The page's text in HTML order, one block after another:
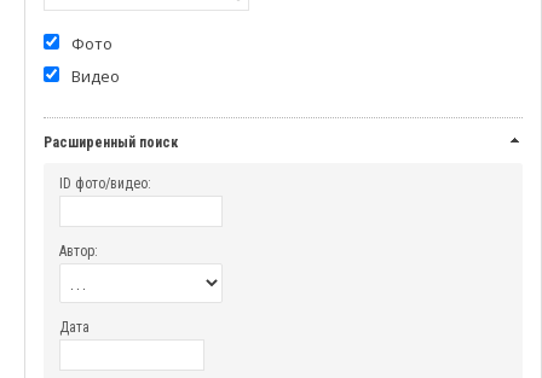
Фото
Видео
Расширенный поиск
ID фото/видео:
Автор:
Дата